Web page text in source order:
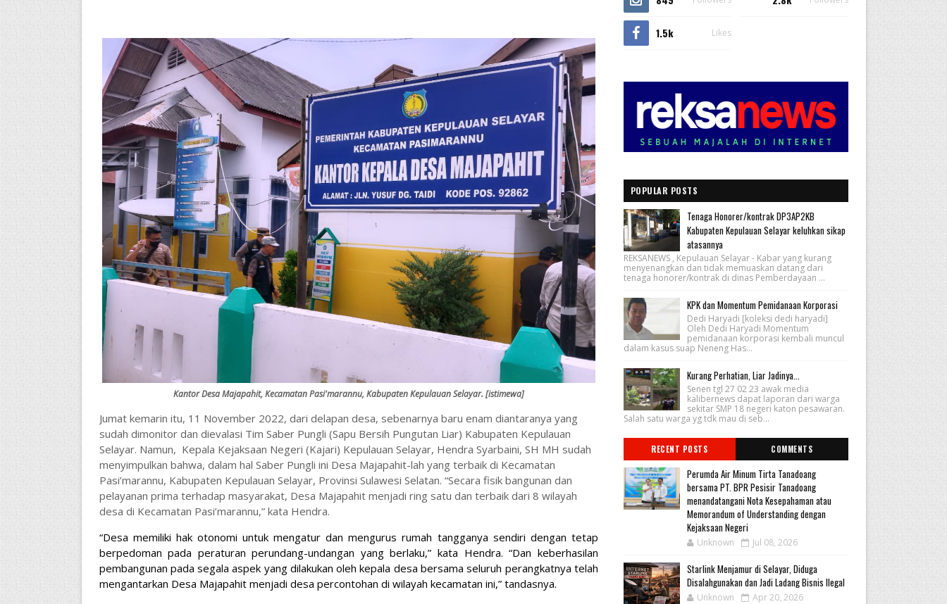
Kantor Desa Majapahit, Kecamatan Pasi'marannu, Kabupaten Kepulauan Selayar. [istimewa]
Jumat kemarin itu, 11 November 2022, dari delapan desa, sebenarnya baru enam diantaranya yang
sudah dimonitor dan dievalasi Tim Saber Pungli (Sapu Bersih Pungutan Liar) Kabupaten Kepulauan
Selayar. Namun, Kepala Kejaksaan Negeri (Kajari) Kepulauan Selayar, Hendra Syarbaini, SH MH sudah
menyimpulkan bahwa, dalam hal Saber Pungli ini Desa Majapahit-lah yang terbaik di Kecamatan
Pasi’marannu, Kabupaten Kepulauan Selayar, Provinsi Sulawesi Selatan. “Secara fisik bangunan dan
pelayanan prima terhadap masyarakat, Desa Majapahit menjadi ring satu dan terbaik dari 8 wilayah
desa di Kecamatan Pasi’marannu,” kata Hendra.
“Desa memiliki hak otonomi untuk mengatur dan mengurus rumah tangganya sendiri dengan tetap
berpedoman pada peraturan perundang-undangan yang berlaku,” kata Hendra. “Dan keberhasilan
pembangunan pada segala aspek yang dilakukan oleh kepala desa bersama seluruh perangkatnya telah
mengantarkan Desa Majapahit menjadi desa percontohan di wilayah kecamatan ini,” tandasnya.
1.5k Likes
POPULAR POSTS
Tenaga Honorer/kontrak DP3AP2KB
Kabupaten Kepulauan Selayar keluhkan sikap
atasannya
REKSANEWS , Kepulauan Selayar - Kabar yang kurang
menyenangkan dan tidak memuaskan datang dari
tenaga honorer/kontrak di dinas Pemberdayaan ...
KPK dan Momentum Pemidanaan Korporasi
Dedi Haryadi [koleksi dedi haryadi]
Oleh Dedi Haryadi Momentum
pemidanaan korporasi kembali muncul
dalam kasus suap Neneng Has...
Kurang Perhatian, Liar Jadinya...
Senen tgl 27 02 23 awak media
kalibernews dapat laporan dari warga
sekitar SMP 18 negeri katon pesawaran.
Salah satu warga yg tdk mau di seb...
RECENT POSTS COMMENTS
Perumda Air Minum Tirta Tanadoang
bersama PT. BPR Pesisir Tanadoang
menandatangani Nota Kesepahaman atau
Memorandum of Understanding dengan
Kejaksaan Negeri
Unknown Jul 08, 2026
Starlink Menjamur di Selayar, Diduga
Disalahgunakan dan Jadi Ladang Bisnis Ilegal
Unknown Apr 20, 2026